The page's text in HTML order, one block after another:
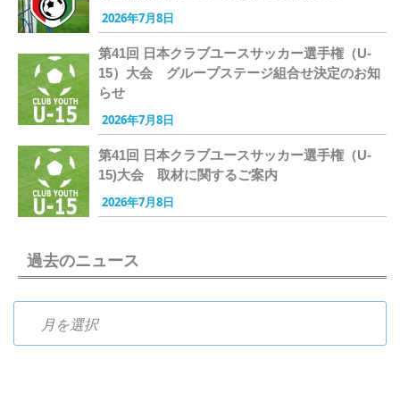
2026年7月8日
第41回 日本クラブユースサッカー選手権（U-
15）大会 グループステージ組合せ決定のお知
らせ
2026年7月8日
第41回 日本クラブユースサッカー選手権（U-
15)大会 取材に関するご案内
2026年7月8日
過去のニュース
過去のニュース